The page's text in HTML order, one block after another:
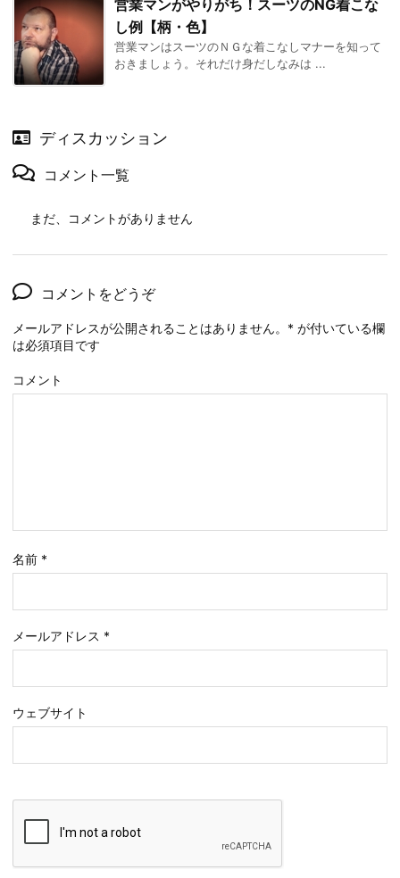
営業マンがやりがち！スーツのNG着こな
し例【柄・色】
営業マンはスーツのＮＧな着こなしマナーを知って
おきましょう。それだけ身だしなみは ...
ディスカッション
コメント一覧
まだ、コメントがありません
コメントをどうぞ
メールアドレスが公開されることはありません。 * が付いている欄
は必須項目です
コメント
名前 *
メールアドレス *
ウェブサイト